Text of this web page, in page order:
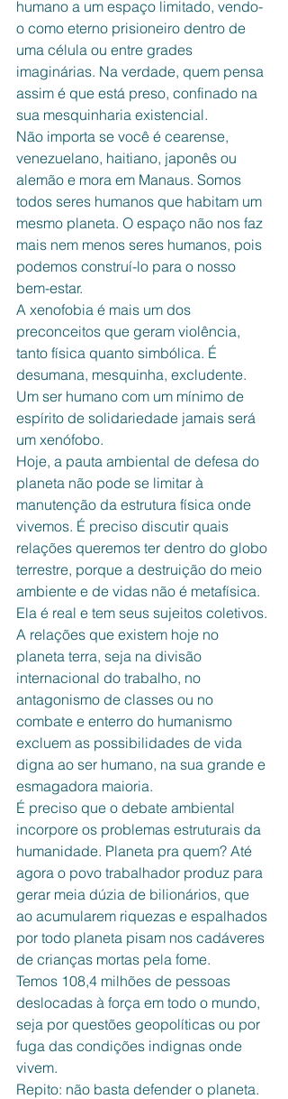
humano a um espaço limitado, vendo-
o como eterno prisioneiro dentro de
uma célula ou entre grades
imaginárias. Na verdade, quem pensa
assim é que está preso, confinado na
sua mesquinharia existencial.
Não importa se você é cearense,
venezuelano, haitiano, japonês ou
alemão e mora em Manaus. Somos
todos seres humanos que habitam um
mesmo planeta. O espaço não nos faz
mais nem menos seres humanos, pois
podemos construí-lo para o nosso
bem-estar.
A xenofobia é mais um dos
preconceitos que geram violência,
tanto física quanto simbólica. É
desumana, mesquinha, excludente.
Um ser humano com um mínimo de
espírito de solidariedade jamais será
um xenófobo.
Hoje, a pauta ambiental de defesa do
planeta não pode se limitar à
manutenção da estrutura física onde
vivemos. É preciso discutir quais
relações queremos ter dentro do globo
terrestre, porque a destruição do meio
ambiente e de vidas não é metafísica.
Ela é real e tem seus sujeitos coletivos.
A relações que existem hoje no
planeta terra, seja na divisão
internacional do trabalho, no
antagonismo de classes ou no
combate e enterro do humanismo
excluem as possibilidades de vida
digna ao ser humano, na sua grande e
esmagadora maioria.
É preciso que o debate ambiental
incorpore os problemas estruturais da
humanidade. Planeta pra quem? Até
agora o povo trabalhador produz para
gerar meia dúzia de bilionários, que
ao acumularem riquezas e espalhados
por todo planeta pisam nos cadáveres
de crianças mortas pela fome.
Temos 108,4 milhões de pessoas
deslocadas à força em todo o mundo,
seja por questões geopolíticas ou por
fuga das condições indignas onde
vivem.
Repito: não basta defender o planeta.